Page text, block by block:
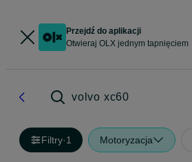
Przejdź do aplikacji
Otwieraj OLX jednym tapnięciem
volvo xc60
Filtry·1 Motoryzacja